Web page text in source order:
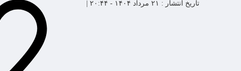
تاریخ انتشار : ۲۱ مرداد ۱۴۰۴ - ۲۰:۴۴ |